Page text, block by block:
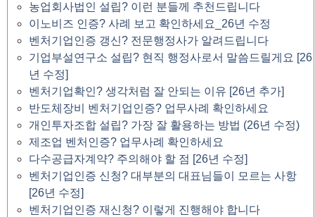
농업회사법인 설립? 이런 분들께 추천드립니다
이노비즈 인증? 사례 보고 확인하세요_26년 수정
벤처기업인증 갱신? 전문행정사가 알려드립니다
기업부설연구소 설립? 현직 행정사로서 말씀드릴게요 [26
년 수정]
벤처기업확인? 생각처럼 잘 안되는 이유 [26년 추가]
반도체장비 벤처기업인증? 업무사례 확인하세요
개인투자조합 설립? 가장 잘 활용하는 방법 (26년 수정)
제조업 벤처인증? 업무사례 확인하세요
다수공급자계약? 주의해야 할 점 [26년 수정]
벤처기업인증 신청? 대부분의 대표님들이 모르는 사항
[26년 수정]
벤처기업인증 재신청? 이렇게 진행해야 합니다